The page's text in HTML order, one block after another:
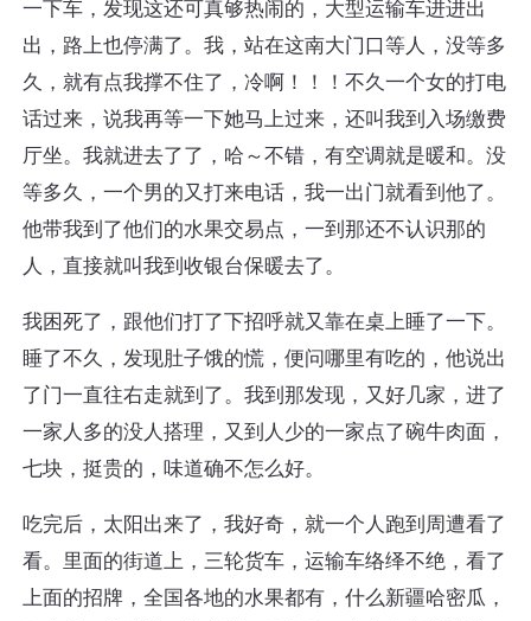
一下车，发现这还可真够热闹的，大型运输车进进出
出，路上也停满了。我，站在这南大门口等人，没等多
久，就有点我撑不住了，冷啊！！！不久一个女的打电
话过来，说我再等一下她马上过来，还叫我到入场缴费
厅坐。我就进去了了，哈～不错，有空调就是暖和。没
等多久，一个男的又打来电话，我一出门就看到他了。
他带我到了他们的水果交易点，一到那还不认识那的
人，直接就叫我到收银台保暖去了。
我困死了，跟他们打了下招呼就又靠在桌上睡了一下。
睡了不久，发现肚子饿的慌，便问哪里有吃的，他说出
了门一直往右走就到了。我到那发现，又好几家，进了
一家人多的没人搭理，又到人少的一家点了碗牛肉面，
七块，挺贵的，味道确不怎么好。
吃完后，太阳出来了，我好奇，就一个人跑到周遭看了
看。里面的街道上，三轮货车，运输车络绎不绝，看了
上面的招牌，全国各地的水果都有，什么新疆哈密瓜，